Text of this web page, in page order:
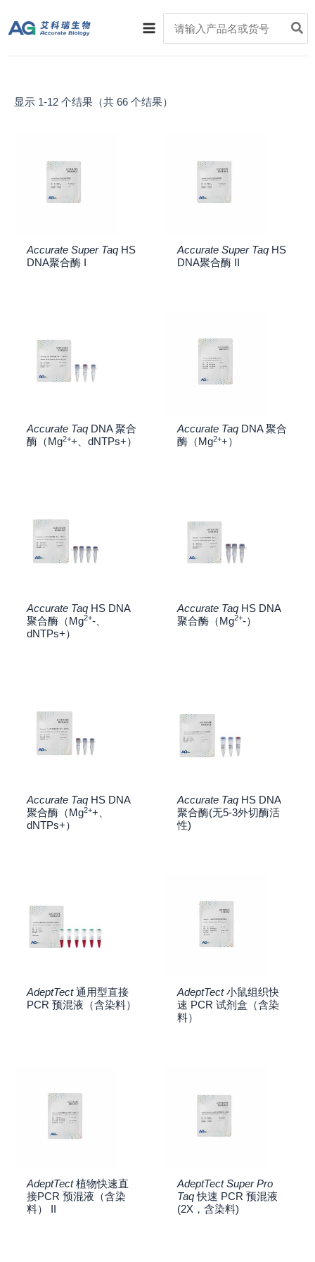
容
Main
Menu
for:
显示 1-12 个结果（共 66 个结果）
Accurate Super TaqHS
DNA聚合酶 I
Accurate Super TaqHS
DNA聚合酶 II
Accurate TaqDNA 聚合
酶（Mg2++、dNTPs+）
Accurate TaqDNA 聚合
酶（Mg2++）
Accurate TaqHS DNA
聚合酶（Mg2+-、
dNTPs+）
Accurate TaqHS DNA
聚合酶（Mg2+-）
Accurate TaqHS DNA
聚合酶（Mg2++、
dNTPs+）
Accurate TaqHS DNA
聚合酶(无5-3外切酶活
性)
AdeptTect通用型直接
PCR 预混液（含染料）
AdeptTect小鼠组织快
速 PCR 试剂盒（含染
料）
AdeptTect植物快速直
接PCR 预混液（含染
料） II
AdeptTect Super Pro
Taq快速 PCR 预混液
(2X，含染料)